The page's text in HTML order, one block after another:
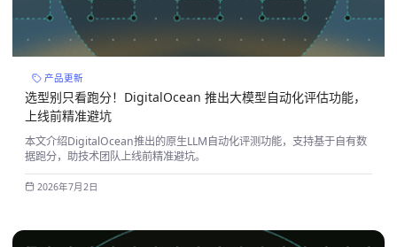
产品更新
选型别只看跑分！DigitalOcean 推出大模型自动化评估功能，
上线前精准避坑
本文介绍DigitalOcean推出的原生LLM自动化评测功能，支持基于自有数
据跑分，助技术团队上线前精准避坑。
2026年7月2日